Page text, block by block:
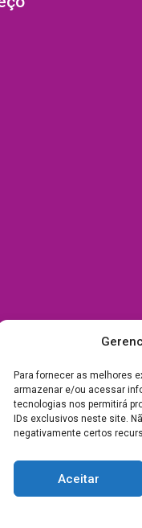
Para fornecer as melhores
armazenar e/ou acessar
tecnologias nos permitirá
IDs exclusivos neste site.
negativamente certos
Aceitar